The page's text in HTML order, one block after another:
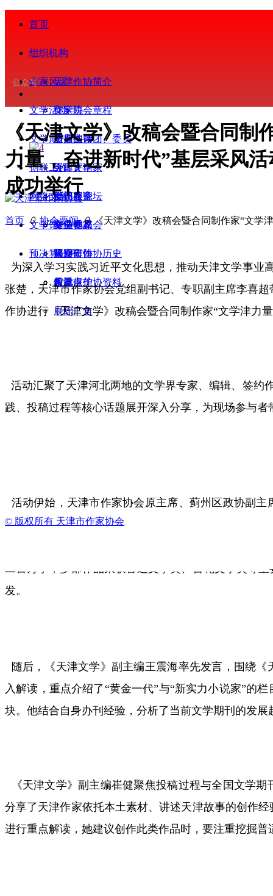
首页
组织机构
天津作协简介
作家协会章程
历届主席团、委员
会
部门处室
专业委员会
天津市作协历史
天津市作协资料
作家风采
文学院
重点扶持
文学活动
今日阅读
今日评论家
批评家论坛
文学视界
文学期刊
天津文学
创联工作
会员服务
会员动态
基层作协
权益保护
网络文学
网络作家
观察研讨
多看点
文学馆
简介
馆讯
展陈广角
预决算公开
公众号
《天津文学》改稿会暨合同制
力量，奋进新时代”基层采风
成功举行
首页 ꄲ 协会要闻 ꄲ 《天津文学》改稿会暨合同制作家“文学
为深入学习实践习近平文化思想，推动天津文学事业
张楚，天津市作家协会党组副书记、专职副主席李喜
作协进行《天津文学》改稿会暨合同制作家“文学津力
活动汇聚了天津河北两地的文学界专家、编辑、签约
践、投稿过程等核心话题展开深入分享，为现场参与
活动伊始，天津市作家协会原主席、蓟州区政协副
并简要阐述了本次活动的初衷与意义。她表示，希望
二百万字，多部作品荣获鲁迅文学奖、百花文学奖等
发。
随后，《天津文学》副主编王震海率先发言，围绕
入解读，重点介绍了“黄金一代”与“新实力小说家”的
块。他结合自身办刊经验，分析了当前文学期刊的发
《天津文学》副主编崔健聚焦投稿过程与全国文学
分享了天津作家依托本土素材、讲述天津故事的创作
进行重点解读，她建议创作此类作品时，要注重挖掘
© 版权所有 天津市作家协会